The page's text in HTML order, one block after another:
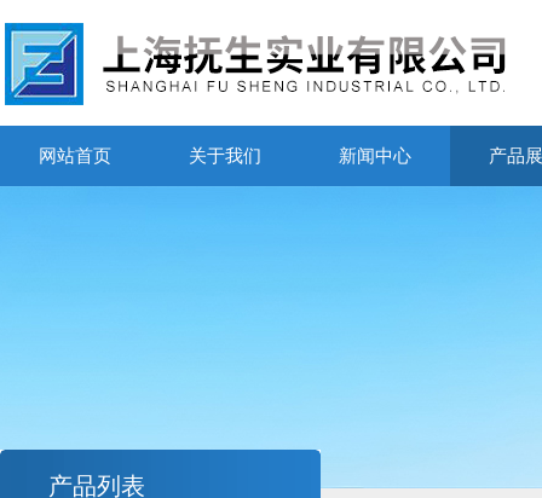
网站首页 关于我们 新闻中心 产品
产品列表